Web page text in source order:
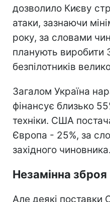
дозволило Києву
атаки, зазнаючи
року, за словами
планують виробити
безпілотників
Загалом Україна
фінансує близько
техніки. США
Європа - 25%, за
західного чиновника.
Незамінна зброя
Але деякі